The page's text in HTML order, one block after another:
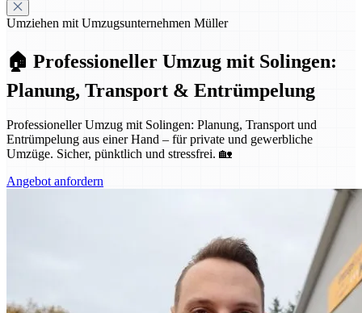
Umziehen mit Umzugsunternehmen Müller
🏠 Professioneller Umzug mit Solingen:
Planung, Transport & Entrümpelung
Professioneller Umzug mit Solingen: Planung, Transport und
Entrümpelung aus einer Hand – für private und gewerbliche
Umzüge. Sicher, pünktlich und stressfrei. 🏡
Angebot anfordern